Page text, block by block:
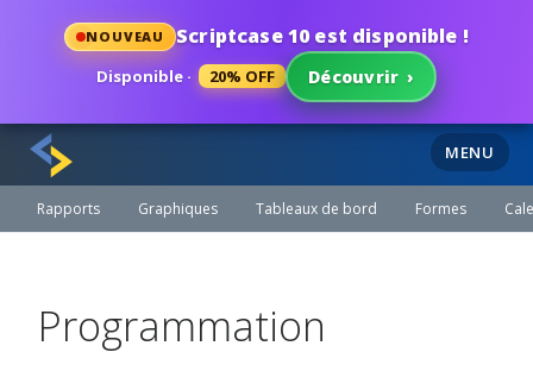
NOUVEAU Scriptcase 10 est disponible !
Disponible · 20% OFF Découvrir ›
MENU
Rapports Graphiques Tableaux de bord Formes
Programmation